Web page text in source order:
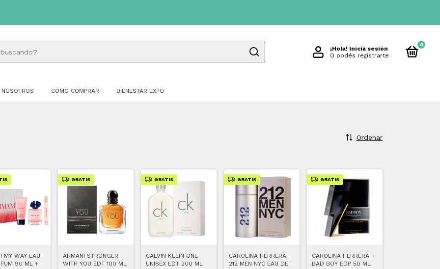
¡Hola! Iniciá sesión
O podés registrarte
0
NOSOTROS CÓMO COMPRAR BIENESTAR EXPO
Ordenar
MY WAY EAU
90 ML +
GRATIS
ARMANI STRONGER
WITH YOU EDT 100 ML
GRATIS
CALVIN KLEIN ONE
UNISEX EDT 200 ML
GRATIS
CAROLINA HERRERA -
212 MEN NYC EAU DE
GRATIS
CAROLINA HERRERA -
BAD BOY EDP 50 ML